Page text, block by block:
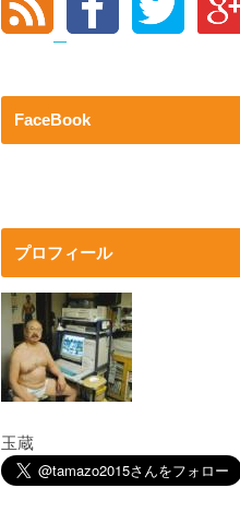
FaceBook
プロフィール
玉蔵